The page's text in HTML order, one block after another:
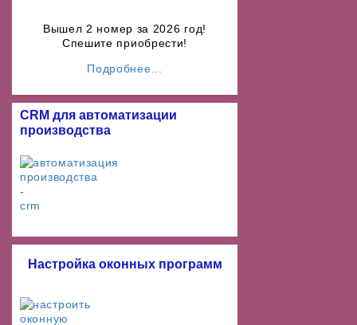
Вышел 2 номер за 2026 год!
Спешите приобрести!
Подробнее...
CRM для автоматизации
производства
Настройка оконных программ